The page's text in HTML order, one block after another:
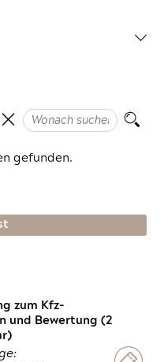
gefunden.
zum Kfz-
und Bewertung (2